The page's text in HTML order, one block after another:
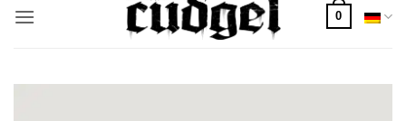
springen
0